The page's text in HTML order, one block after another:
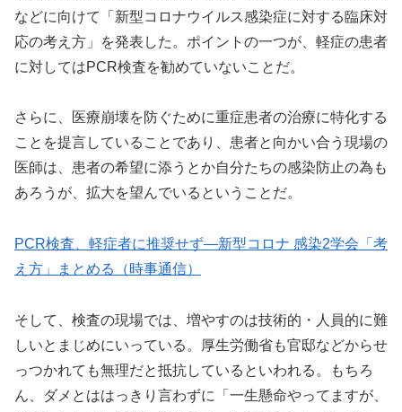
などに向けて「新型コロナウイルス感染症に対する臨床対
応の考え方」を発表した。ポイントの一つが、軽症の患者
に対してはPCR検査を勧めていないことだ。
さらに、医療崩壊を防ぐために重症患者の治療に特化する
ことを提言していることであり、患者と向かい合う現場の
医師は、患者の希望に添うとか自分たちの感染防止の為も
あろうが、拡大を望んでいるということだ。
PCR検査、軽症者に推奨せず―新型コロナ 感染2学会「考
え方」まとめる（時事通信）
そして、検査の現場では、増やすのは技術的・人員的に難
しいとまじめにいっている。厚生労働省も官邸などからせ
っつかれても無理だと抵抗しているといわれる。もちろ
ん、ダメとははっきり言わずに「一生懸命やってますが、